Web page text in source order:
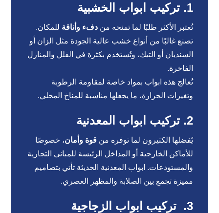
1. تركيب ابواب الخشبية
تُعتبر الأكثر طلبًا لما تمنحه مندفء وأناقة للمكان.
تصنع غالبًا من أنواع خشب عالية الجودة مثل الزان أو
السنديان أو التيك، وتُستخدم بكثرة في الفلل والمنازل
الفاخرة.
تُعالج هذه ابواب بمواد خاصة لمقاومة الرطوبة
وتغيرات الحرارة، ما يجعلها مناسبة للمناخ المحلي.
2. تركيب ابواب المعدنية
يُفضلها الكثيرون لما توفره منقوة وأمان، خصوصًا
للأماكن الخارجية أو المداخل الرئيسة للمباني التجارية
والمستودعات. ابواب المعدنية الحديثة تأتي بتصاميم
مميزة تجمع بين الصلابة والمظهر العصري.
3. تركيب ابواب الزجاجية